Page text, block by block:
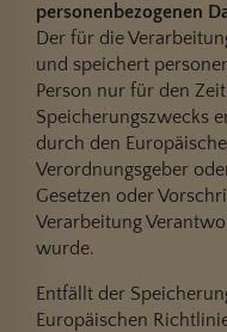
personenbezogenen
Der für die
und speichert
Person nur für den
Speicherungszwecks
durch den
Verordnungsgeber
Gesetzen oder
Verarbeitung
wurde.
Entfällt der
Europäischen